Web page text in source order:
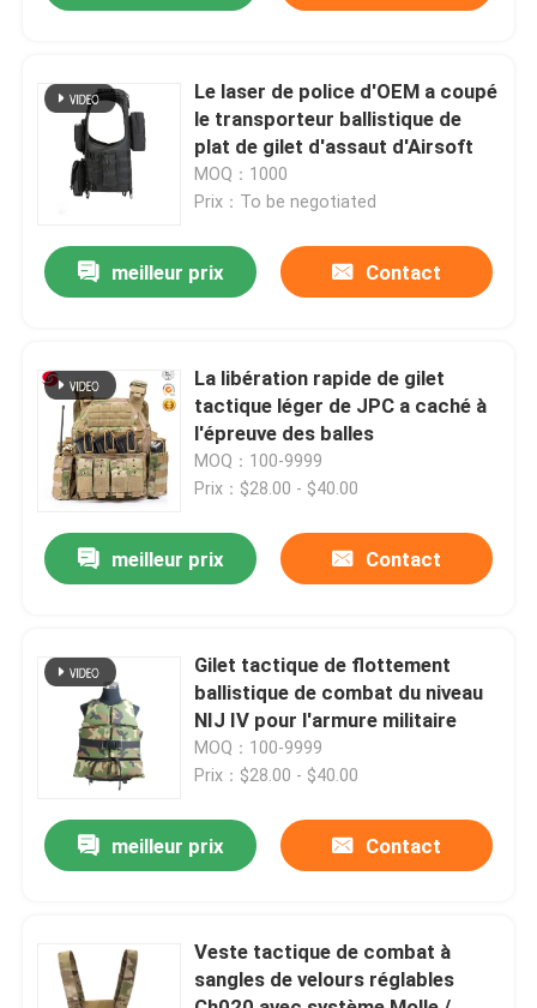
Produits
Vidéos
À propos de nous
Contrôle de la qualité
Nouvelles
Demandez un devis
Gilet à l'épreuve des balles tactique militaire
Le laser de police d'OEM a coupé
le transporteur ballistique de
plat de gilet d'assaut d'Airsoft
MOQ：1000
Prix：To be negotiated
meilleur prix Contact
La libération rapide de gilet
tactique léger de JPC a caché à
l'épreuve des balles
MOQ：100-9999
Prix：$28.00 - $40.00
meilleur prix Contact
Gilet tactique de flottement
ballistique de combat du niveau
NIJ IV pour l'armure militaire
MOQ：100-9999
Prix：$28.00 - $40.00
meilleur prix Contact
Veste tactique de combat à
sangles de velours réglables